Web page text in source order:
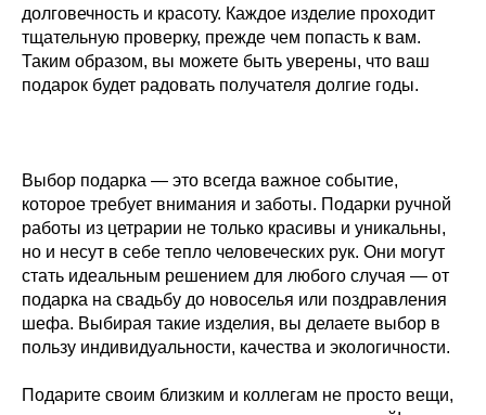
долговечность и красоту. Каждое изделие проходит
тщательную проверку, прежде чем попасть к вам.
Таким образом, вы можете быть уверены, что ваш
подарок будет радовать получателя долгие годы.
Выбор подарка — это всегда важное событие,
которое требует внимания и заботы. Подарки ручной
работы из цетрарии не только красивы и уникальны,
но и несут в себе тепло человеческих рук. Они могут
стать идеальным решением для любого случая — от
подарка на свадьбу до новоселья или поздравления
шефа. Выбирая такие изделия, вы делаете выбор в
пользу индивидуальности, качества и экологичности.
Подарите своим близким и коллегам не просто вещи,